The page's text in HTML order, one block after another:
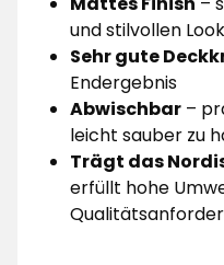
und stilvollen Look
Sehr gute
Endergebnis
Abwischbar –
leicht sauber zu
Trägt das
erfüllt hohe